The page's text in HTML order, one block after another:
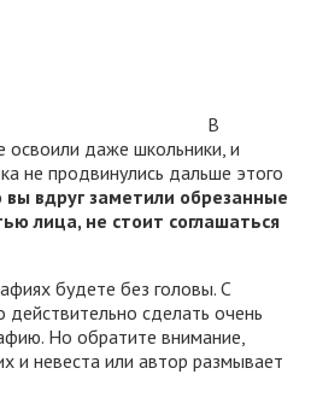
В
даже школьники, и
не продвинулись дальше этого
вы вдруг заметили обрезанные
лица, не стоит соглашаться
будете без головы. С
сделать очень
Но обратите внимание,
и невеста или автор размывает